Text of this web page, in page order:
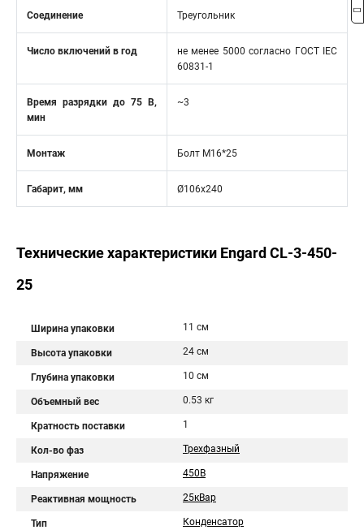
Соединение Треугольник
Число включений в год
не менее 5000 согласно ГОСТ IEC
60831-1
Время разрядки до 75 В,
мин
~3
Монтаж Болт М16*25
Габарит, мм Ø106х240
Технические характеристики Engard CL-3-450-
25
Ширина упаковки 11 см
Высота упаковки 24 см
Глубина упаковки 10 см
Объемный вес 0.53 кг
Кратность поставки 1
Кол-во фаз Трехфазный
Напряжение 450В
Реактивная мощность 25кВар
Тип Конденсатор